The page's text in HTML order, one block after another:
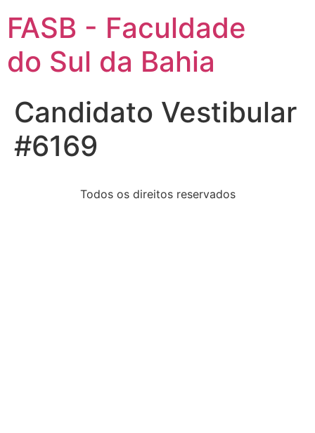
FASB - Faculdade
do Sul da Bahia
Candidato Vestibular
#6169
Todos os direitos reservados